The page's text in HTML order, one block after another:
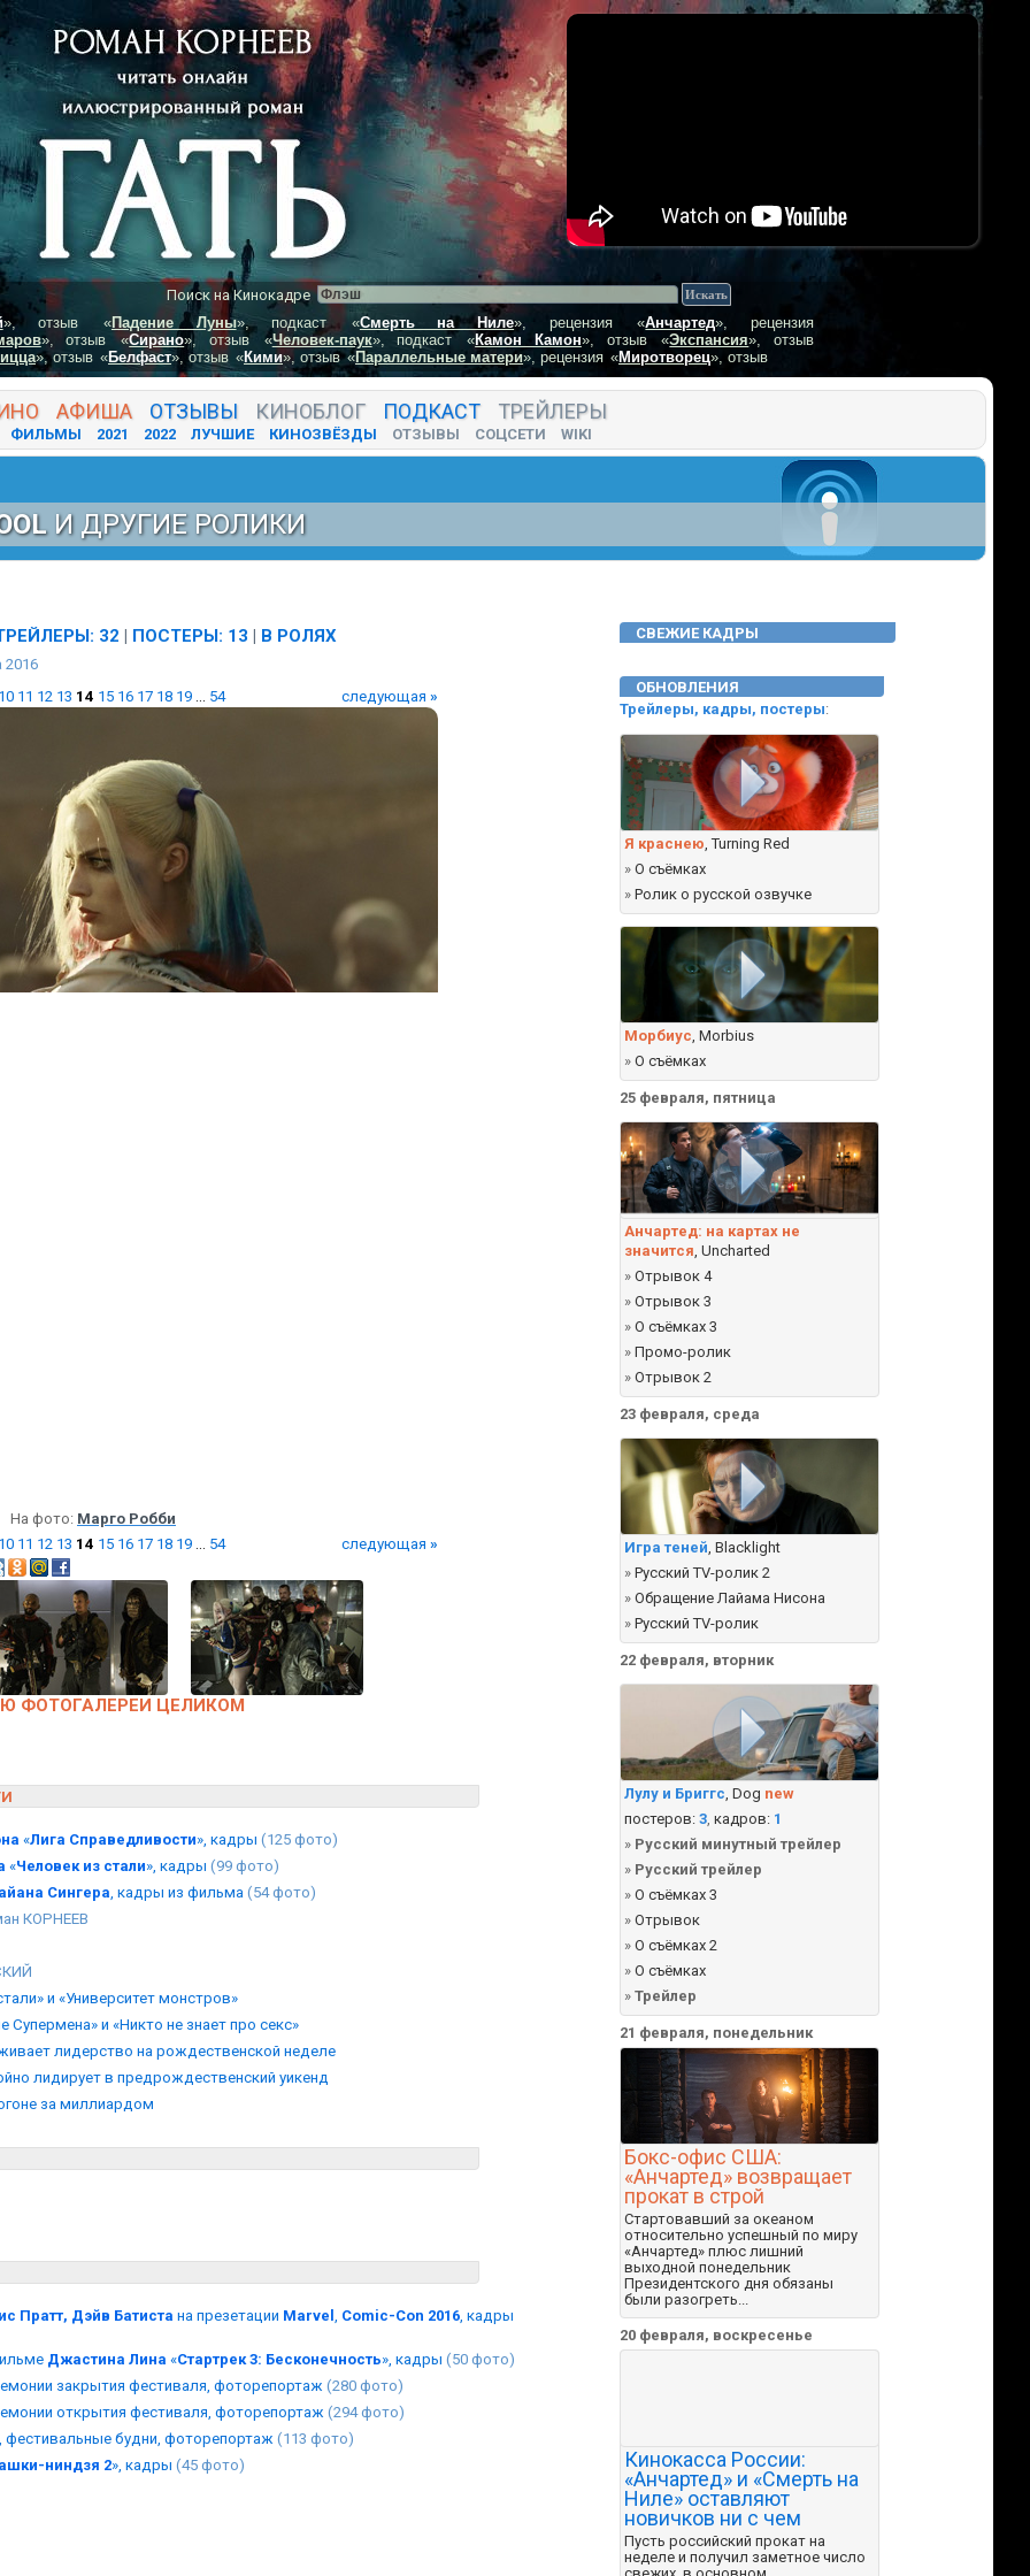
Поиск на Кинокадре
», отзыв «Падение Луны», подкаст «Смерть на Ниле», рецензия «Анчартед», рецензия
», отзыв «Сирано», отзыв «Человек-паук», подкаст «Камон Камон», отзыв «Экспансия», отзыв
», отзыв «Белфаст», отзыв «Кими», отзыв «Параллельные матери», рецензия «Миротворец», отзыв
АФИША ОТЗЫВЫ КИНОБЛОГ ПОДКАСТ ТРЕЙЛЕРЫ
ФИЛЬМЫ 2021 2022 ЛУЧШИЕ КИНОЗВЁЗДЫ ОТЗЫВЫ СОЦСЕТИ WIKI
И ДРУГИЕ РОЛИКИ
32 | ПОСТЕРЫ: 13 | В РОЛЯХ
2016
10 11 12 13 14 15 16 17 18 19 ... 54 следующая »
На фото: Марго Робби
10 11 12 13 14 15 16 17 18 19 ... 54 следующая »
ФОТОГАЛЕРЕИ ЦЕЛИКОМ
«Лига Справедливости», кадры (125 фото)
«Человек из стали», кадры (99 фото)
Сингера, кадры из фильма (54 фото)
КОРНЕЕВ
и «Университет монстров»
и «Никто не знает про секс»
лидерство на рождественской неделе
лидирует в предрождественский уикенд
за миллиардом
Пратт, Дэйв Батиста на презетации Marvel , Comic-Con 2016, кадры
Джастина Лина «Стартрек 3: Бесконечность», кадры (50 фото)
закрытия фестиваля, фоторепортаж (280 фото)
открытия фестиваля, фоторепортаж (294 фото)
фестивальные будни, фоторепортаж (113 фото)
ниндзя 2», кадры (45 фото)
СВЕЖИЕ КАДРЫ
ОБНОВЛЕНИЯ
Трейлеры, кадры, постеры:
Я краснею, Turning Red
» О съёмках
» Ролик о русской озвучке
Морбиус, Morbius
» О съёмках
25 февраля, пятница
Анчартед: на картах не
значится, Uncharted
» Отрывок 4
» Отрывок 3
» О съёмках 3
» Промо-ролик
» Отрывок 2
23 февраля, среда
Игра теней, Blacklight
» Русский TV-ролик 2
» Обращение Лайама Нисона
» Русский TV-ролик
22 февраля, вторник
Лулу и Бриггс, Dog new
постеров: 3, кадров: 1
» Русский минутный трейлер
» Русский трейлер
» О съёмках 3
» Отрывок
» О съёмках 2
» О съёмках
» Трейлер
21 февраля, понедельник
Бокс-офис США:
«Анчартед» возвращает
прокат в строй
Стартовавший за океаном
относительно успешный по миру
«Анчартед» плюс лишний
выходной понедельник
Президентского дня обязаны
были разогреть...
20 февраля, воскресенье
Кинокасса России:
«Анчартед» и «Смерть на
Ниле» оставляют
новичков ни с чем
Пусть российский прокат на
неделе и получил заметное число